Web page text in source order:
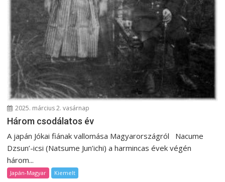
2025. március 2. vasárnap
Három csodálatos év
A japán Jókai fiának vallomása Magyarországról Nacume
Dzsun’-icsi (Natsume Jun’ichi) a harmincas évek végén
három...
Japán-Magyar Kiemelt